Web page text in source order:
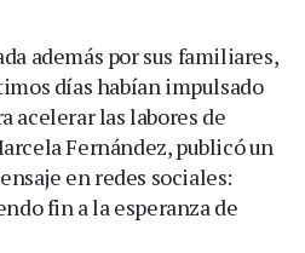
además por sus familiares,
días habían impulsado
acelerar las labores de
Fernández, publicó un
en redes sociales:
fin a la esperanza de